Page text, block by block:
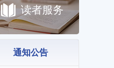
读者服务
通知公告